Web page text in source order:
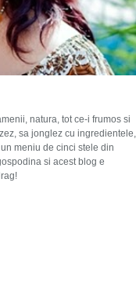
natura, tot ce-i frumos si
sa jonglez cu ingredientele,
meniu de cinci stele din
si acest blog e